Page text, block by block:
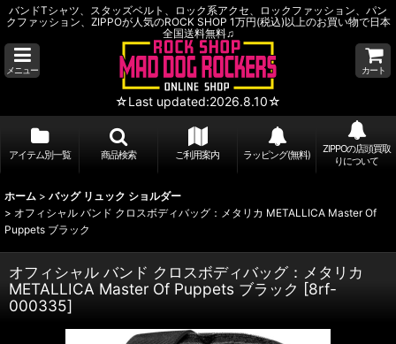
バンドTシャツ、スタッズベルト、ロック系アクセ、ロックファッション、パン
クファッション、ZIPPOが人気のROCK SHOP 1万円(税込)以上のお買い物で日本
全国送料無料♫
メニュー
☆Last updated:2026.8.10☆
カート
アイテム別一覧 商品検索 ご利用案内 ラッピング(無料)
ZIPPOの店頭買取
りについて
ホーム > バッグ リュック ショルダー
> オフィシャル バンド クロスボディバッグ：メタリカ METALLICA Master Of
Puppets ブラック
オフィシャル バンド クロスボディバッグ：メタリカ
METALLICA Master Of Puppets ブラック [8rf-
000335]